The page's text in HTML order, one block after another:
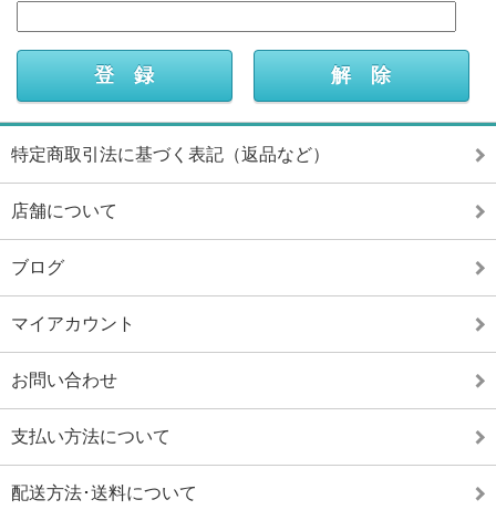
特定商取引法に基づく表記（返品など）
店舗について
ブログ
マイアカウント
お問い合わせ
支払い方法について
配送方法･送料について